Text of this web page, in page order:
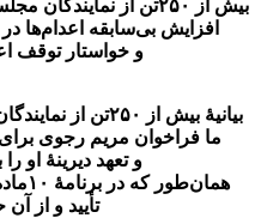
بیش از ۲۵۰تن از نمایندگان مجلسین انگلستان از تمام احزاب اصلی
افزایش بی‌سابقه اعدام‌ها
و خواستار توقف
بیانیهٔ بیش از ۲۵۰تن از نمایندگان مجلسین عوام و اعیان انگلستان
ما فراخوان مریم رجوی برای
و تعهد دیرینهٔ او
همان‌طور که در برنامهٔ ۱۰ماده‌یی او برای آینده ایران ذکر شده
تأیید و از